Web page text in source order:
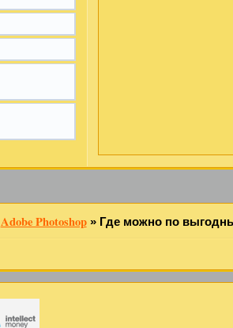
Adobe Photoshop » Где можно по